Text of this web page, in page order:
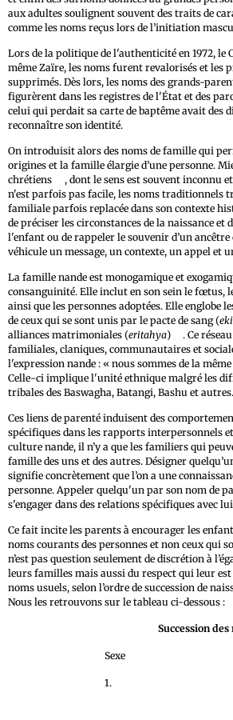
aux adultes soulignent souvent des traits de
comme les noms reçus lors de l’initiation
Lors de la politique de l'authenticité en 1972, le
même Zaïre, les noms furent revalorisés et les
supprimés. Dès lors, les noms des grands-
figurèrent dans les registres de l'État et des
celui qui perdait sa carte de baptême avait des
reconnaître son identité.
On introduisit alors des noms de famille qui
origines et la famille élargie d’une personne.
chrétiens
, dont le sens est souvent inconnu
n'est parfois pas facile, les noms traditionnels
familiale parfois replacée dans son contexte
de préciser les circonstances de la naissance et
l'enfant ou de rappeler le souvenir d’un ancêtre
véhicule un message, un contexte, un appel et
La famille nande est monogamique et
consanguinité. Elle inclut en son sein le fœtus,
ainsi que les personnes adoptées. Elle englobe
de ceux qui se sont unis par le pacte de sang (
alliances matrimoniales (eritahya)
. Ce
familiales, claniques, communautaires et
l'expression nande : « nous sommes de la
Celle-ci implique l'unité ethnique malgré les
tribales des Baswagha, Batangi, Bashu et autres.
Ces liens de parenté induisent des
spécifiques dans les rapports interpersonnels
culture nande, il n’y a que les familiers qui
famille des uns et des autres. Désigner
signifie concrètement que l’on a une
personne. Appeler quelqu'un par son nom de
s'engager dans des relations spécifiques avec lui
Ce fait incite les parents à encourager les
noms courants des personnes et non ceux qui
n’est pas question seulement de discrétion à
leurs familles mais aussi du respect qui leur est
noms usuels, selon l’ordre de succession de
Nous les retrouvons sur le tableau ci-dessous :
Succession
Sexe
1.